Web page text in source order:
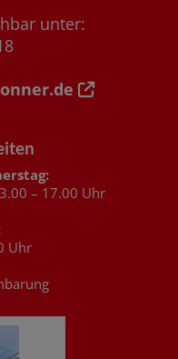
unter:
– 17.00 Uhr
Uhr